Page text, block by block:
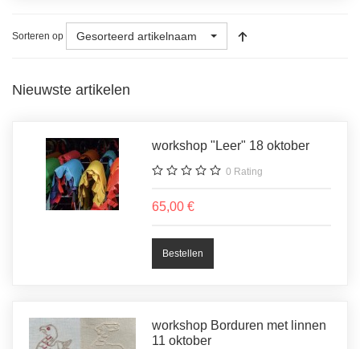
Sorteren op Gesorteerd artikelnaam
Nieuwste artikelen
workshop "Leer" 18 oktober
0 Rating
65,00 €
workshop Borduren met linnen
11 oktober